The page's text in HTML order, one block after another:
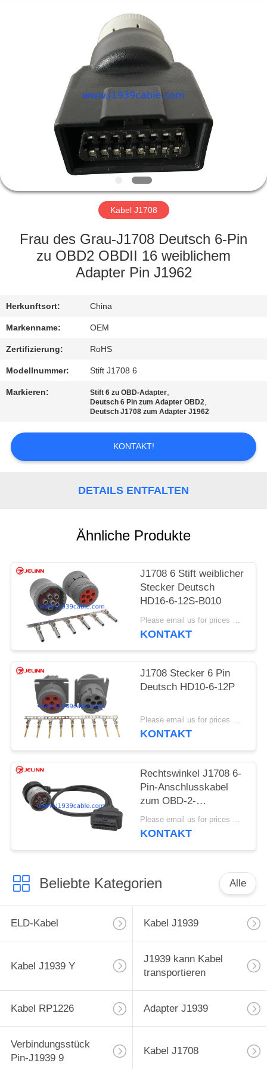
PRODUKTE
FABRIK-
QUALITÄTSKONTROLLE
SIE
MIT
UNS
IN
VERBINDUNG
SIE
EIN
Kabel J1708
Frau des Grau-J1708 Deutsch 6-Pin
zu OBD2 OBDII 16 weiblichem
Adapter Pin J1962
Herkunftsort: China
Markenname: OEM
Zertifizierung: RoHS
Modellnummer: Stift J1708 6
Markieren: Stift 6 zu OBD-Adapter,
Deutsch 6 Pin zum Adapter OBD2,
Deutsch J1708 zum Adapter J1962
KONTAKT!
DETAILS ENTFALTEN
Ähnliche Produkte
J1708 6 Stift weiblicher
Stecker Deutsch
HD16-6-12S-B010
Please email us for prices MOQ:100 Stück
KONTAKT
J1708 Stecker 6 Pin
Deutsch HD10-6-12P
Please email us for prices MOQ:100 Stück
KONTAKT
Rechtswinkel J1708 6-
Pin-Anschlusskabel
zum OBD-2-
Anschlusskabel für
Diagnosegeräte oder
Please email us for prices MOQ:100 pcs
KONTAKT
Beliebte Kategorien Alle
ELD-Kabel Kabel J1939
Kabel J1939 Y
J1939 kann Kabel
transportieren
Kabel RP1226 Adapter J1939
Verbindungsstück
Pin-J1939 9
Kabel J1708